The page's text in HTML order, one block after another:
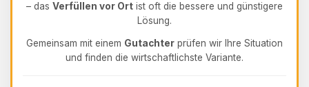
– das Verfüllen vor Ort ist oft die bessere und günstigere
Lösung.
Gemeinsam mit einem Gutachter prüfen wir Ihre Situation
und finden die wirtschaftlichste Variante.